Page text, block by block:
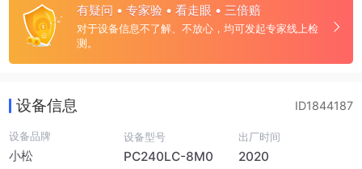
有疑问 • 专家验 • 看走眼 • 三倍赔
对于设备信息不了解、不放心，均可发起专家线上检
测。
设备信息 ID1844187
设备品牌
小松
设备型号
PC240LC-8M0
出厂时间
2020